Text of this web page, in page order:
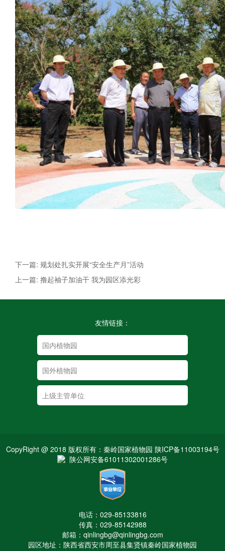
下一篇: 规划处扎实开展“安全生产月”活动
上一篇: 撸起袖子加油干 我为园区添光彩
友情链接：
CopyRight @ 2018 版权所有：秦岭国家植物园 陕ICP备11003194号
陕公网安备61011302001286号
电话：029-85133816
传真：029-85142988
邮箱：qinlingbg@qinlingbg.com
园区地址：陕西省西安市周至县集贤镇秦岭国家植物园